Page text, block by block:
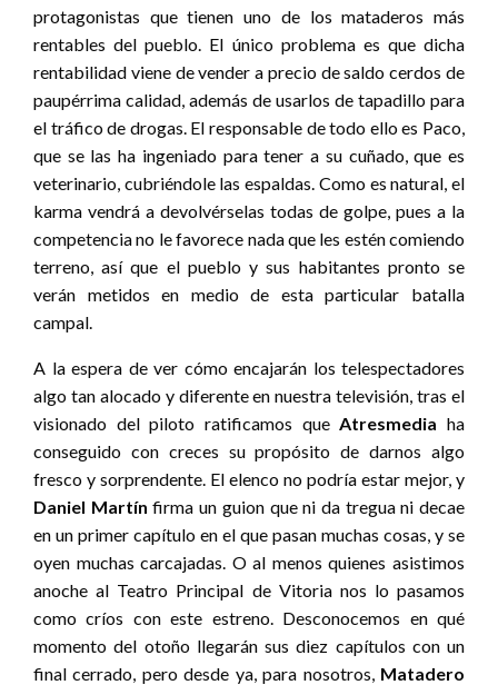
protagonistas que tienen uno de los mataderos más
rentables del pueblo. El único problema es que dicha
rentabilidad viene de vender a precio de saldo cerdos de
paupérrima calidad, además de usarlos de tapadillo para
el tráfico de drogas. El responsable de todo ello es Paco,
que se las ha ingeniado para tener a su cuñado, que es
veterinario, cubriéndole las espaldas. Como es natural, el
karma vendrá a devolvérselas todas de golpe, pues a la
competencia no le favorece nada que les estén comiendo
terreno, así que el pueblo y sus habitantes pronto se
verán metidos en medio de esta particular batalla
campal.
A la espera de ver cómo encajarán los telespectadores
algo tan alocado y diferente en nuestra televisión, tras el
visionado del piloto ratificamos que Atresmedia ha
conseguido con creces su propósito de darnos algo
fresco y sorprendente. El elenco no podría estar mejor, y
Daniel Martín firma un guion que ni da tregua ni decae
en un primer capítulo en el que pasan muchas cosas, y se
oyen muchas carcajadas. O al menos quienes asistimos
anoche al Teatro Principal de Vitoria nos lo pasamos
como críos con este estreno. Desconocemos en qué
momento del otoño llegarán sus diez capítulos con un
final cerrado, pero desde ya, para nosotros, Matadero